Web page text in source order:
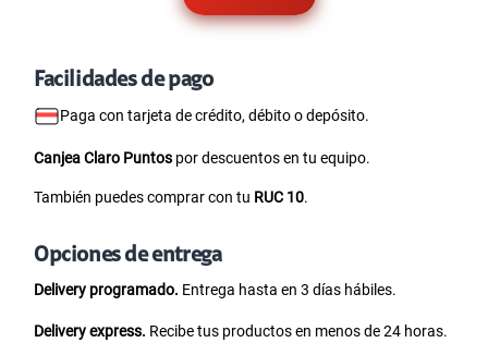
Preguntas frecuentes
¿Dónde comprar un Oppo Reno7?